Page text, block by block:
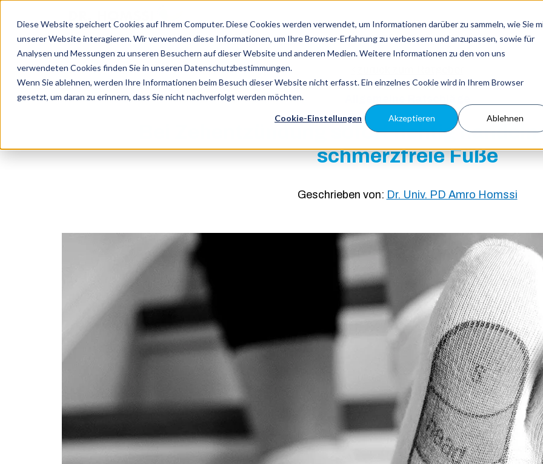
Diese Website speichert Cookies auf Ihrem Computer. Diese Cookies werden verwendet, um Informationen darüber zu sammeln, wie Sie
unserer Website interagieren. Wir verwenden diese Informationen, um Ihre Browser-Erfahrung zu verbessern und anzupassen, sowie für
Analysen und Messungen zu unseren Besuchern auf dieser Website und anderen Medien. Weitere Informationen zu den von uns
verwendeten Cookies finden Sie in unseren Datenschutzbestimmungen.
Wenn Sie ablehnen, werden Ihre Informationen beim Besuch dieser Website nicht erfasst. Ein einzelnes Cookie wird in Ihrem Browser
gesetzt, um daran zu erinnern, dass Sie nicht nachverfolgt werden möchten.
Cookie-Einstellungen Akzeptieren Ablehnen
SKIP
CONTENT
Dr. Homssi Eingewachsener Zehennagel Toggle
for
Eingewachsener
Zehennagel
Nagelpilz
Bei Zehentzündung sofort richtig
schmerzfreie Füße
Geschrieben von: Dr. Univ. PD Amro Homssi